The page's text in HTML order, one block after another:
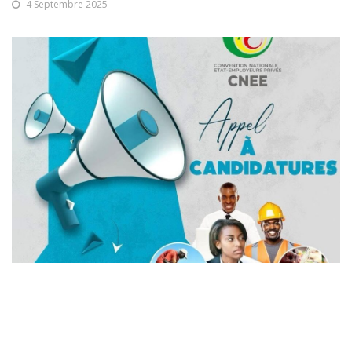
4 Septembre 2025